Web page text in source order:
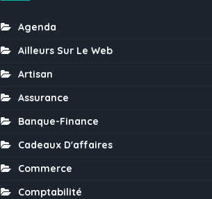
Agenda
Ailleurs Sur Le Web
Artisan
Assurance
Banque-Finance
Cadeaux D'affaires
Commerce
Comptabilité